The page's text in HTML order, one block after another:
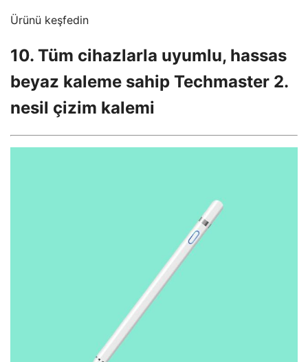
Ürünü keşfedin
10. Tüm cihazlarla uyumlu, hassas
beyaz kaleme sahip Techmaster 2.
nesil çizim kalemi